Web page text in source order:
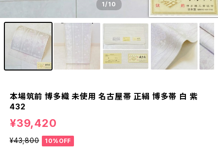
1/10
本場筑前 博多織 未使用 名古屋帯 正絹 博多帯 白 紫
432
¥39,420
¥43,800 10%OFF